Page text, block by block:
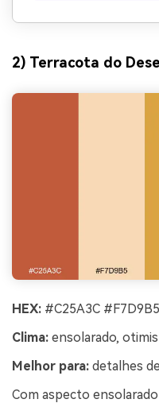
2) Terracota do
HEX: #C25A3C
Clima: ensolarado,
Melhor para: detalhes
Com aspecto